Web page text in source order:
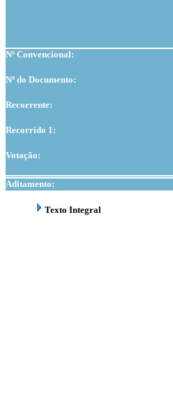
Nº Convencional:
Nº do Documento:
Recorrente:
Recorrido 1:
Votação:
Aditamento:
Texto Integral